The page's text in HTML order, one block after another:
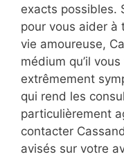
exacts possibles.
pour vous aider à
vie amoureuse,
médium qu’il
extrêmement
qui rend les
particulièrement
contacter
avisés sur votre